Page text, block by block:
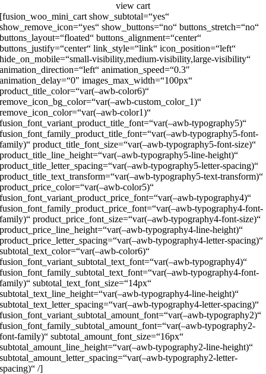
view cart
[fusion_woo_mini_cart show_subtotal=“yes“
show_remove_icon=“yes“ show_buttons=“no“ buttons_stretch=“no“
buttons_layout=“floated“ buttons_alignment=“center“
buttons_justify=“center“ link_style=“link“ icon_position=“left“
hide_on_mobile=“small-visibility,medium-visibility,large-visibility“
animation_direction=“left“ animation_speed=“0.3″
animation_delay=“0″ images_max_width=“100px“
product_title_color=“var(–awb-color6)“
remove_icon_bg_color=“var(–awb-custom_color_1)“
remove_icon_color=“var(–awb-color1)“
fusion_font_variant_product_title_font=“var(–awb-typography5)“
fusion_font_family_product_title_font=“var(–awb-typography5-font-
family)“ product_title_font_size=“var(–awb-typography5-font-size)“
product_title_line_height=“var(–awb-typography5-line-height)“
product_title_letter_spacing=“var(–awb-typography5-letter-spacing)“
product_title_text_transform=“var(–awb-typography5-text-transform)“
product_price_color=“var(–awb-color5)“
fusion_font_variant_product_price_font=“var(–awb-typography4)“
fusion_font_family_product_price_font=“var(–awb-typography4-font-
family)“ product_price_font_size=“var(–awb-typography4-font-size)“
product_price_line_height=“var(–awb-typography4-line-height)“
product_price_letter_spacing=“var(–awb-typography4-letter-spacing)“
subtotal_text_color=“var(–awb-color6)“
fusion_font_variant_subtotal_text_font=“var(–awb-typography4)“
fusion_font_family_subtotal_text_font=“var(–awb-typography4-font-
family)“ subtotal_text_font_size=“14px“
subtotal_text_line_height=“var(–awb-typography4-line-height)“
subtotal_text_letter_spacing=“var(–awb-typography4-letter-spacing)“
fusion_font_variant_subtotal_amount_font=“var(–awb-typography2)“
fusion_font_family_subtotal_amount_font=“var(–awb-typography2-
font-family)“ subtotal_amount_font_size=“16px“
subtotal_amount_line_height=“var(–awb-typography2-line-height)“
subtotal_amount_letter_spacing=“var(–awb-typography2-letter-
spacing)“ /]